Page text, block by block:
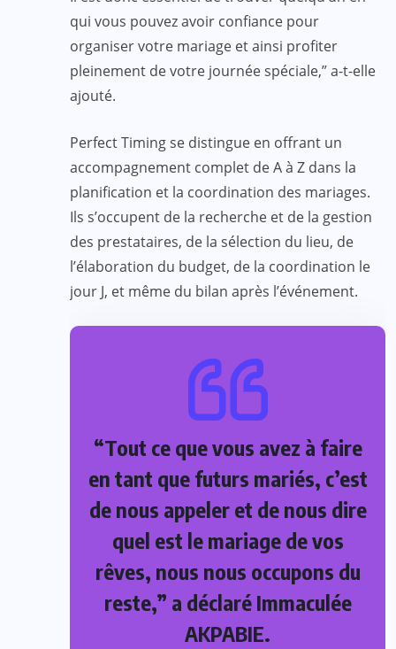
qui vous pouvez avoir confiance pour
organiser votre mariage et ainsi profiter
pleinement de votre journée spéciale,” a-t-elle
ajouté.
Perfect Timing se distingue en offrant un
accompagnement complet de A à Z dans la
planification et la coordination des mariages.
Ils s’occupent de la recherche et de la gestion
des prestataires, de la sélection du lieu, de
l’élaboration du budget, de la coordination le
jour J, et même du bilan après l’événement.
“Tout ce que vous avez à faire
en tant que futurs mariés, c’est
de nous appeler et de nous dire
quel est le mariage de vos
rêves, nous nous occupons du
reste,” a déclaré Immaculée
AKPABIE.